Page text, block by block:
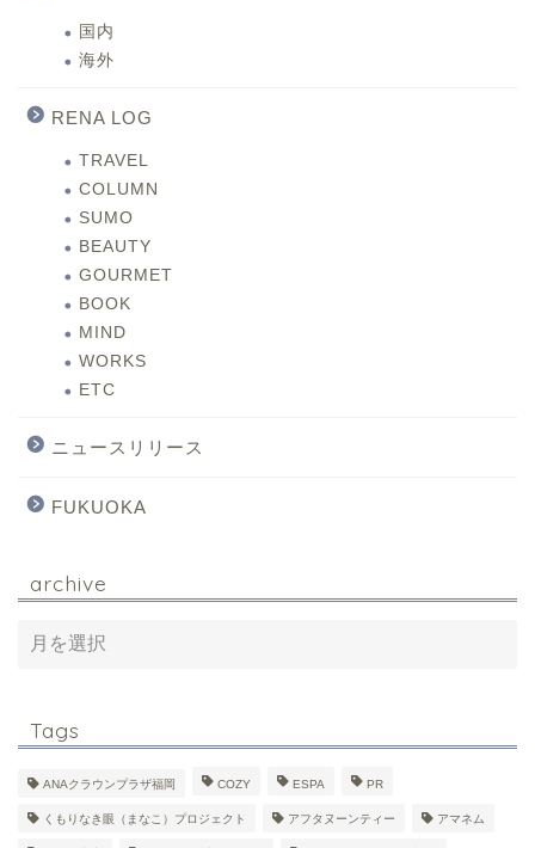
国内
海外
RENA LOG
TRAVEL
COLUMN
SUMO
BEAUTY
GOURMET
BOOK
MIND
WORKS
ETC
ニュースリリース
FUKUOKA
archive
Tags
ANAクラウンプラザ福岡 COZY ESPA PR
くもりなき眼（まなこ）プロジェクト アフタヌーンティー アマネム